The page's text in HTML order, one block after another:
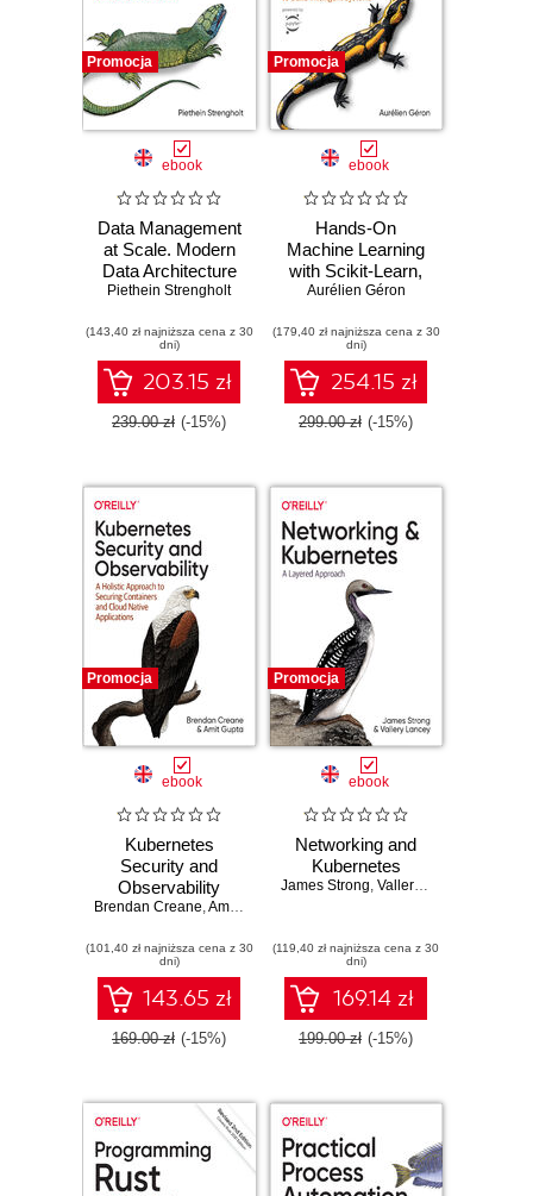
Promocja
ebook
Data Management
at Scale. Modern
Data Architecture
with Data Mesh
2nd Edition
Piethein Strengholt
(143,40 zł najniższa cena z 30
dni)
203.15 zł
239.00 zł (-15%)
Promocja
ebook
Hands-On
Machine Learning
with Scikit-Learn,
Keras, and
Edition
Aurélien Géron
(179,40 zł najniższa cena z 30
dni)
254.15 zł
299.00 zł (-15%)
Promocja
ebook
Kubernetes
Security and
Observability
Brendan Creane,Amit Gupta
(101,40 zł najniższa cena z 30
dni)
143.65 zł
169.00 zł (-15%)
Promocja
ebook
Networking and
Kubernetes
James Strong, Vallery Lancey
(119,40 zł najniższa cena z 30
dni)
169.14 zł
199.00 zł (-15%)